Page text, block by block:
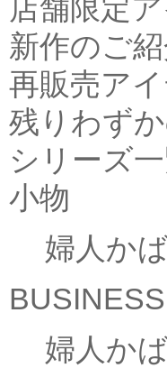
店舗限定
新作のご
再販売ア
残りわず
シリーズ
小物
婦人か
婦人か